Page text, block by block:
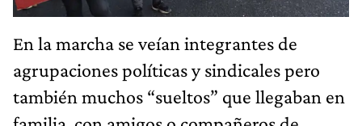
En la marcha se veían integrantes de
agrupaciones políticas y sindicales pero
también muchos “sueltos” que llegaban en